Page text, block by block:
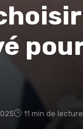
11 min de lecture